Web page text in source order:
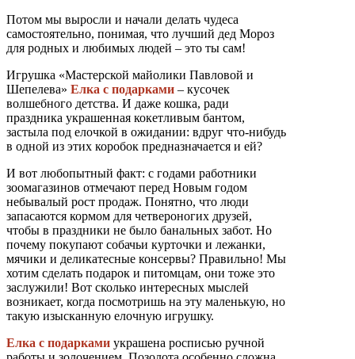
Потом мы выросли и начали делать чудеса
самостоятельно, понимая, что лучший дед Мороз
для родных и любимых людей – это ты сам!
Игрушка «Мастерской майолики Павловой и
Шепелева» Елка с подарками – кусочек
волшебного детства. И даже кошка, ради
праздника украшенная кокетливым бантом,
застыла под елочкой в ожидании: вдруг что-нибудь
в одной из этих коробок предназначается и ей?
И вот любопытный факт: с годами работники
зоомагазинов отмечают перед Новым годом
небывалый рост продаж. Понятно, что люди
запасаются кормом для четвероногих друзей,
чтобы в праздники не было банальных забот. Но
почему покупают собачьи курточки и лежанки,
мячики и деликатесные консервы? Правильно! Мы
хотим сделать подарок и питомцам, они тоже это
заслужили! Вот сколько интересных мыслей
возникает, когда посмотришь на эту маленькую, но
такую изысканную елочную игрушку.
Елка с подарками украшена росписью ручной